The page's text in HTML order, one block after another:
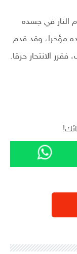
النار في جسده
مؤخرا، وقد قدم
الانتحار حرقا.